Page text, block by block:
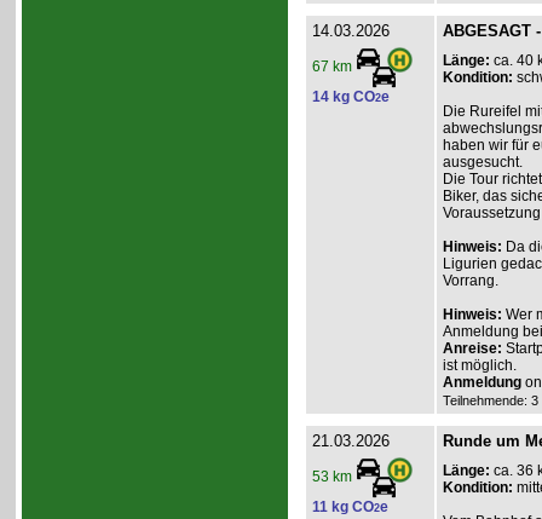
14.03.2026
67 km
14 kg CO2e
ABGESAGT
Länge: ca. 40
Kondition:
Die Rureifel
haben wir für
ausgesucht.
Die Tour
Biker, das
Hinweis: Da
Ligurien
Vorrang.
Hinweis: Wer
Anmeldung
Anreise:
ist möglich.
Anmeldung
Teilnehmende:
21.03.2026
53 km
11 kg CO2e
Runde um
Länge: ca. 36
Kondition: